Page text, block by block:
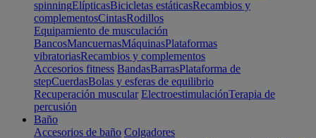
spinningElípticasBicicletas estáticasRecambios y
complementosCintasRodillos
Equipamiento de musculación
BancosMancuernasMáquinasPlataformas
vibratoriasRecambios y complementos
Accesorios fitness BandasBarrasPlataforma de
stepCuerdasBolas y esferas de equilibrio
Recuperación muscular ElectroestimulaciónTerapia de
percusión
Baño
Accesorios de baño Colgadores